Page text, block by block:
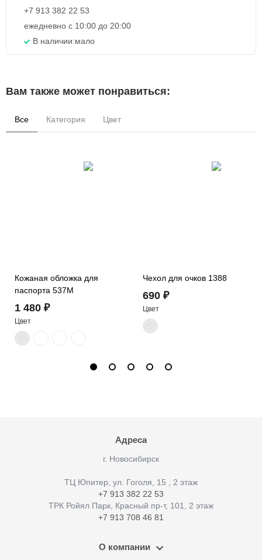
+7 913 382 22 53
ежедневно с 10:00 до 20:00
В наличии:мало
Вам также может понравиться:
Все Категория Цвет
Кожаная обложка для
паспорта 537M
1 480 ₽
Цвет
Чехол для очков 1388
690 ₽
Цвет
Адреса
г. Новосибирск
ТЦ Юпитер, ул. Гоголя, 15 , 2 этаж
+7 913 382 22 53
ТРК Ройял Парк, Красный пр-т, 101, 2 этаж
+7 913 708 46 81
О компании